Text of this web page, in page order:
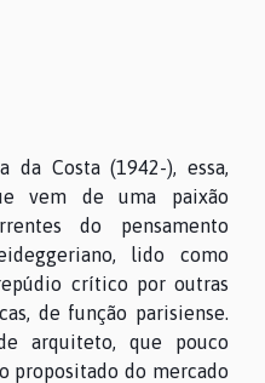
da Costa (1942-), essa,
vem de uma paixão
do pensamento
lido como
crítico por outras
de função parisiense.
arquiteto, que pouco
propositado do mercado